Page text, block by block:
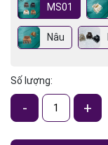
MS01
Nâu
Số lượng:
- +